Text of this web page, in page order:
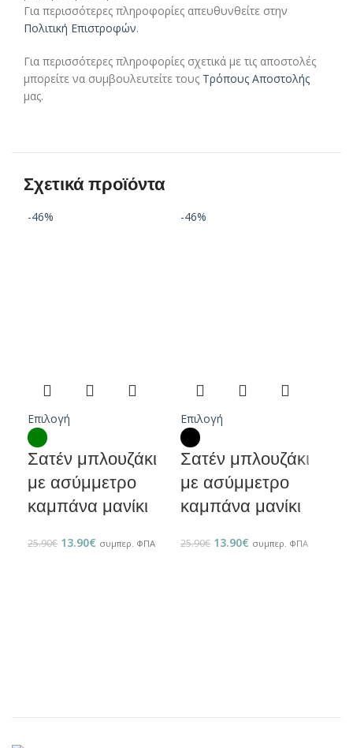
Για περισσότερες πληροφορίες απευθυνθείτε στην
Πολιτική Επιστροφών.
Για περισσότερες πληροφορίες σχετικά με τις αποστολές
μπορείτε να συμβουλευτείτε τους Τρόπους Αποστολής
μας.
Σχετικά προϊόντα
-46%
Επιλογή
Σατέν μπλουζάκι
με ασύμμετρο
καμπάνα μανίκι
25.90€ 13.90€ συμπερ. ΦΠΑ
-46%
Επιλογή
Σατέν μπλουζάκι
με ασύμμετρο
καμπάνα μανίκι
25.90€ 13.90€ συμπερ. ΦΠΑ